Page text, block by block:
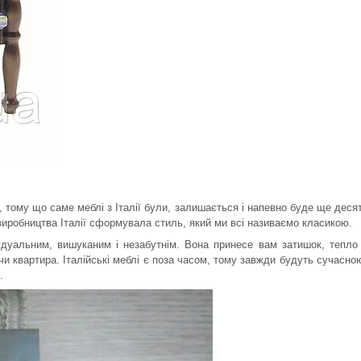
тому що саме меблі з Італії були, залишається і напевно буде ще
Італії сформувала стиль, який ми всі називаємо класикою.
вишуканим і незабутнім. Вона принесе вам затишок, тепло
квартира. Італійські меблі є поза часом, тому завжди будуть